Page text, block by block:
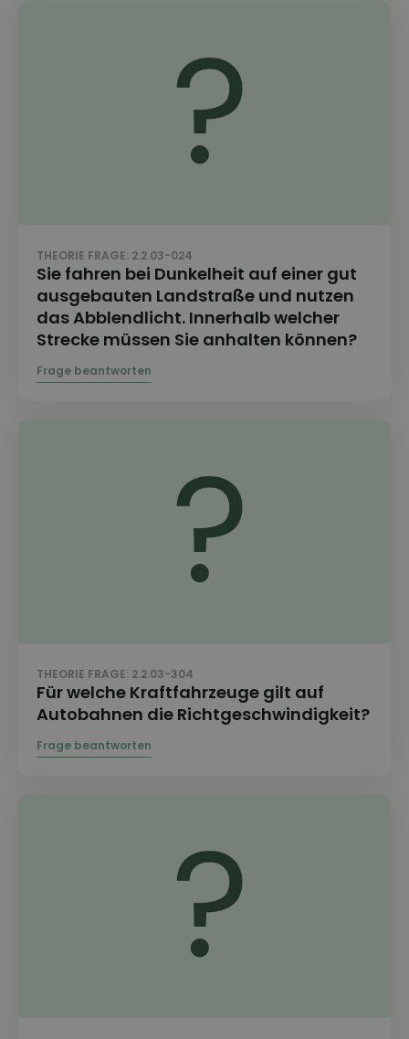
THEORIE FRAGE: 2.2.03-024
Sie fahren bei Dunkelheit auf einer gut
ausgebauten Landstraße und nutzen
das Abblendlicht. Innerhalb welcher
Strecke müssen Sie anhalten können?
THEORIE FRAGE: 2.2.03-304
Für welche Kraftfahrzeuge gilt auf
Autobahnen die Richtgeschwindigkeit?